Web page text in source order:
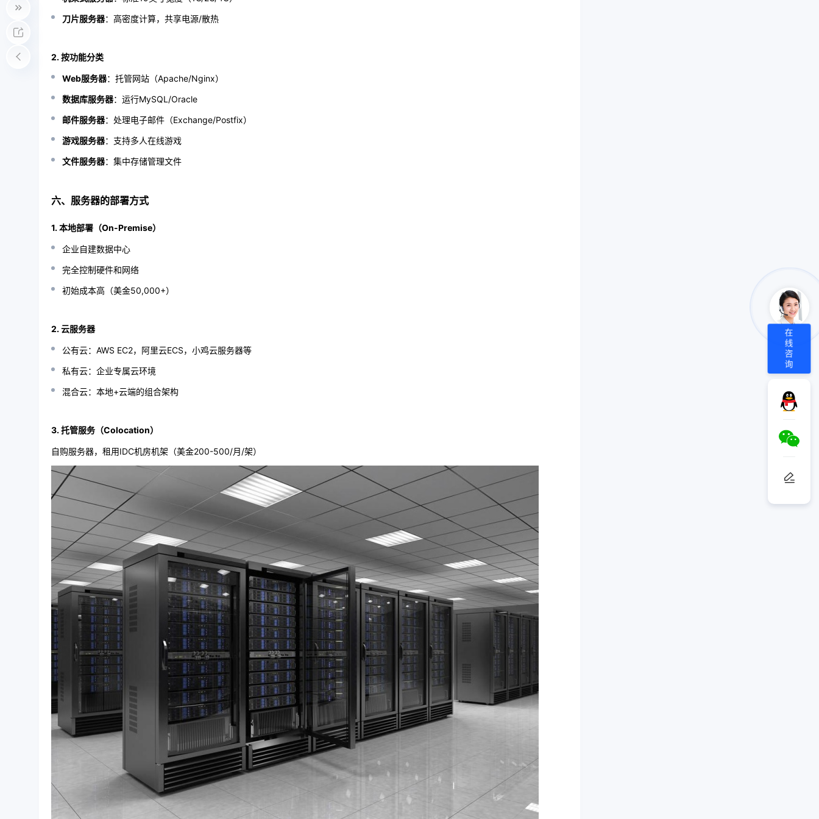
刀片服务器：高密度计算，共享电源/散热
2. 按功能分类
Web服务器：托管网站（Apache/Nginx）
数据库服务器：运行MySQL/Oracle
邮件服务器：处理电子邮件（Exchange/Postfix）
游戏服务器：支持多人在线游戏
文件服务器：集中存储管理文件
六、服务器的部署方式
1. 本地部署（On-Premise）
企业自建数据中心
完全控制硬件和网络
初始成本高（美金50,000+）
2. 云服务器
公有云：AWS EC2，阿里云ECS，小鸡云服务器等
私有云：企业专属云环境
混合云：本地+云端的组合架构
3. 托管服务（Colocation）
自购服务器，租用IDC机房机架（美金200-500/月/架）
在
线
咨
询